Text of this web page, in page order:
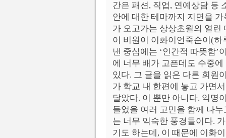
간은 패션, 직업, 연예상담 등
안에 대한 테마까지 지면을
가 오고가는 상상초월의 열린
이 비원이 이화이언죽순이(
낸 중심에는 ‘인간적 따뜻함’
에 너무 배가 고픈데도 수중
있다. 그 글을 읽은 다른 회원
가 학교 내 한편에 놓고 가면
달았다. 이 뿐만 아니다. 익명
들었을 여러 고민을 함께 나
는 너무 익숙한 풍경들이다.
기도 하는데, 이 때문에 이화